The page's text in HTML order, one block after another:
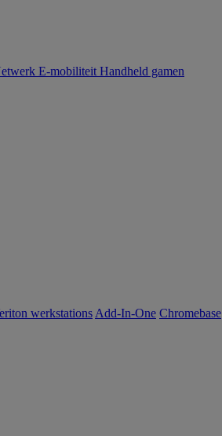
E-mobiliteit Handheld gamen
werkstations Add-In-One Chromebase